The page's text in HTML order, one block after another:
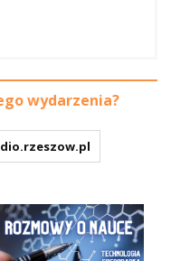
wydarzenia?